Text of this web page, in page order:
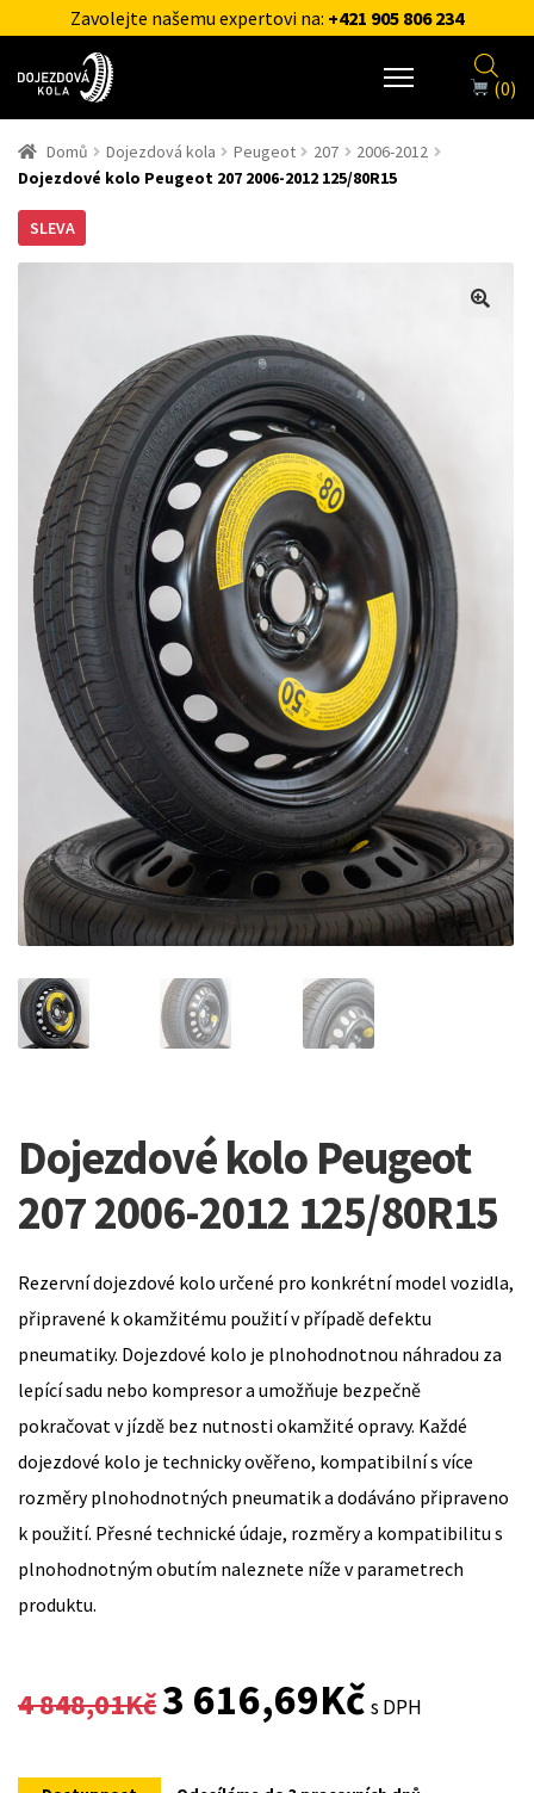
Zavolejte našemu expertovi na: +421 905 806 234
(0)
Domů Dojezdová kola Peugeot 207
2006-2012
Dojezdové kolo Peugeot 207 2006-2012 125/80R15
SLEVA
Dojezdové kolo Peugeot
207 2006-2012 125/80R15
Rezervní dojezdové kolo určené pro konkrétní model vozidla,
připravené k okamžitému použití v případě defektu
pneumatiky. Dojezdové kolo je plnohodnotnou náhradou za
lepící sadu nebo kompresor a umožňuje bezpečně
pokračovat v jízdě bez nutnosti okamžité opravy. Každé
dojezdové kolo je technicky ověřeno, kompatibilní s více
rozměry plnohodnotných pneumatik a dodáváno připraveno
k použití. Přesné technické údaje, rozměry a kompatibilitu s
plnohodnotným obutím naleznete níže v parametrech
produktu.
4 848,01Kč
Original
was:
3 616,69KčCurrent
is:
s DPH